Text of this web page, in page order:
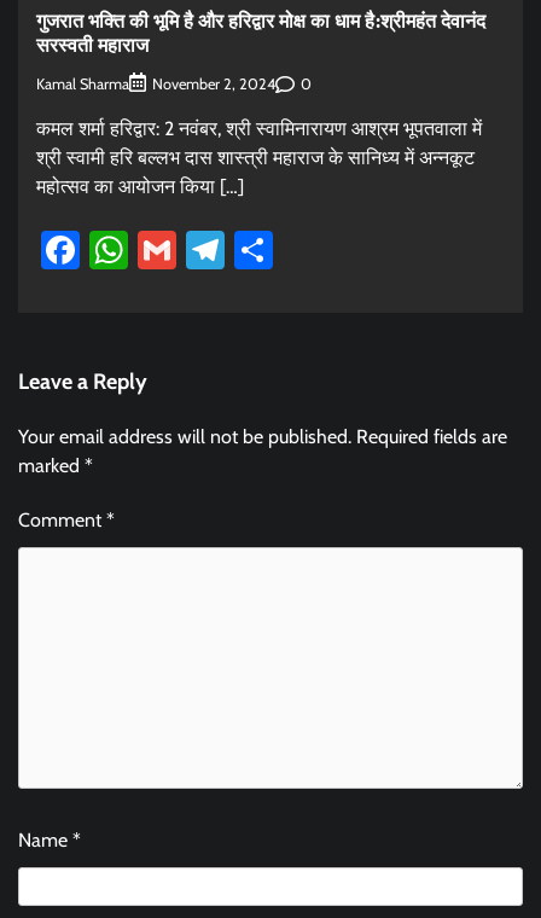
गुजरात भक्ति की भूमि है और हरिद्वार मोक्ष का धाम है:श्रीमहंत देवानंद
सरस्वती महाराज
Kamal Sharma November 2, 2024 0
कमल शर्मा हरिद्वार: 2 नवंबर, श्री स्वामिनारायण आश्रम भूपतवाला में
श्री स्वामी हरि बल्लभ दास शास्त्री महाराज के सानिध्य में अन्नकूट
महोत्सव का आयोजन किया […]
Facebook
WhatsApp
GmailTelegram
Leave a Reply
Your email address will not be published. Required fields are
marked *
Comment*
Name *